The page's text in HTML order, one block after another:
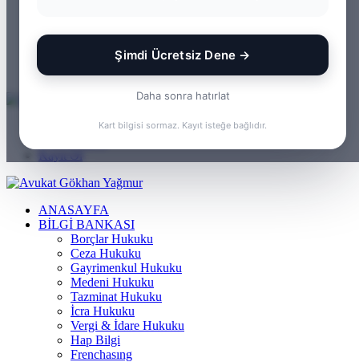
Şimdi Ücretsiz Dene →
Daha sonra hatırlat
Kart bilgisi sormaz. Kayıt isteğe bağlıdır.
Rastgele Makale
ANASAYFA
BILGI BANKASI
Borçlar Hukuku
Ceza Hukuku
Gayrimenkul Hukuku
Medeni Hukuku
Tazminat Hukuku
İcra Hukuku
Vergi & İdare Hukuku
Hap Bilgi
Frenchasıng